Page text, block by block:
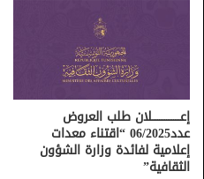
إعــــــــــــــــلان طلب العروض
عدد06/2025 “اقتناء معدات
إعلامية لفائدة وزارة الشؤون
الثقافية”